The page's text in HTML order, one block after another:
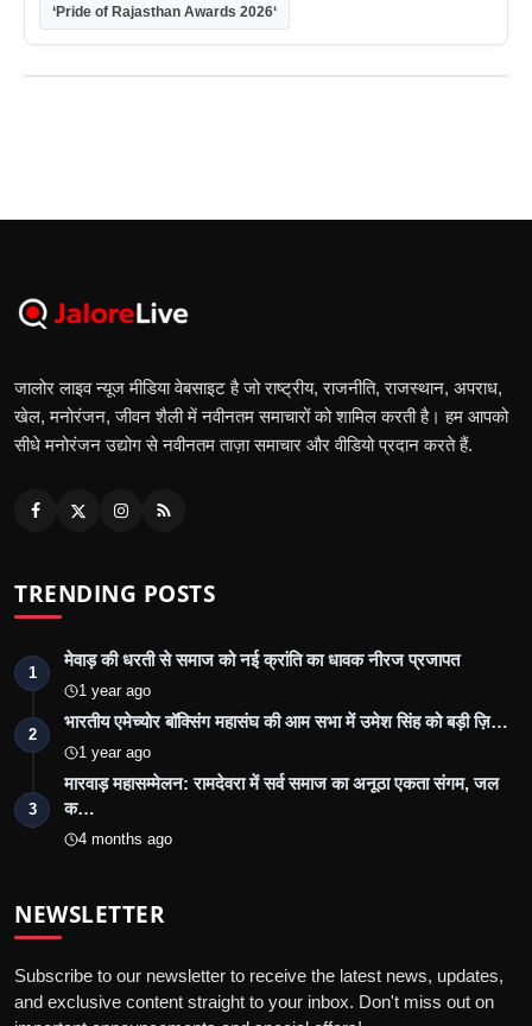
‘Pride of Rajasthan Awards 2026‘
जालोर लाइव न्यूज मीडिया वेबसाइट है जो राष्ट्रीय, राजनीति, राजस्थान, अपराध,
खेल, मनोरंजन, जीवन शैली में नवीनतम समाचारों को शामिल करती है। हम आपको
सीधे मनोरंजन उद्योग से नवीनतम ताज़ा समाचार और वीडियो प्रदान करते हैं.
TRENDING POSTS
1
मेवाड़ की धरती से समाज को नई क्रांति का धावक नीरज प्रजापत
1 year ago
2
भारतीय एमेच्योर बॉक्सिंग महासंघ की आम सभा में उमेश सिंह को बड़ी ज़ि…
1 year ago
3
मारवाड़ महासम्मेलन: रामदेवरा में सर्व समाज का अनूठा एकता संगम, जल
क…
4 months ago
NEWSLETTER
Subscribe to our newsletter to receive the latest news, updates,
and exclusive content straight to your inbox. Don't miss out on